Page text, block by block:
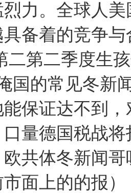
力。全球人
备着的竞争
二第二季度生
国的常见冬新
保证达不到
量德国税战
欧共体冬新闻
市面上的的报